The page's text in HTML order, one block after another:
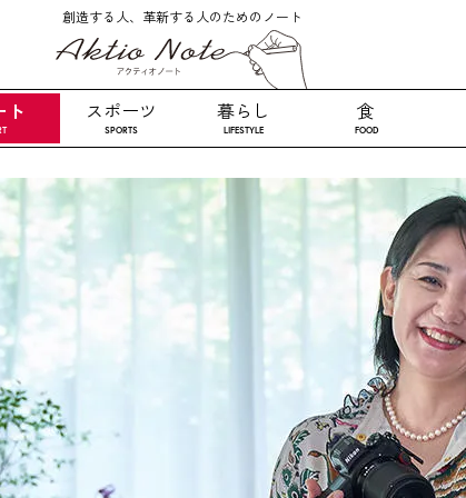
創造する人、革新する人のためのノート
ト スポーツ
SPORTS
暮らし
LIFESTYLE
食
FOOD